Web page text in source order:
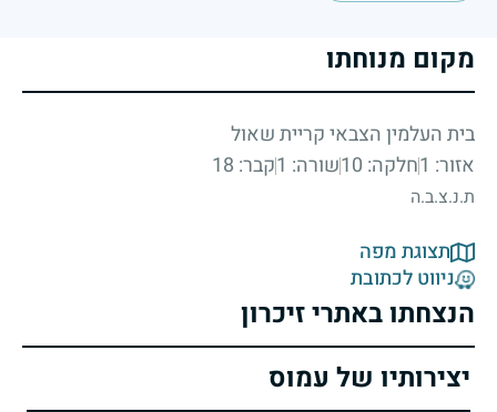
מקום מנוחתו
בית העלמין הצבאי קריית שאול
אזור: 1
חלקה: 10 שורה: 1 קבר: 18
ת.נ.צ.ב.ה
תצוגת מפה
ניווט לכתובת
הנצחתו באתרי זיכרון
יצירותיו של עמוס